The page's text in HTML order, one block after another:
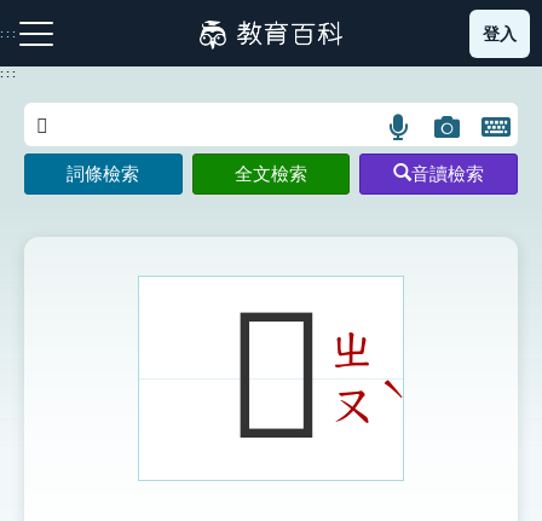
到
主
:::
注音索引圖示 筆畫索引圖示 部首索引表圖示
登入
:::
語
言
搜
示
圖
片
搜
開
鍵
圖
詞條檢索 全文檢索 音讀檢索
𤿥ㄓ
ㄡˋ